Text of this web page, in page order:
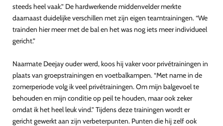
steeds heel vaak.” De hardwerkende middenvelder merkte
daarnaast duidelijke verschillen met zijn eigen teamtrainingen. “We
trainden hier meer met de bal en het was nog iets meer individueel
gericht.”
Naarmate Deejay ouder werd, koos hij vaker voor privétrainingen in
plaats van groepstrainingen en voetbalkampen. “Met name in de
zomerperiode volg ik veel privétrainingen. Om mijn balgevoel te
behouden en mijn conditie op peil te houden, maar ook zeker
omdat ik het heel leuk vind.” Tijdens deze trainingen wordt er
gericht gewerkt aan zijn verbeterpunten. Punten die hij zelf ook